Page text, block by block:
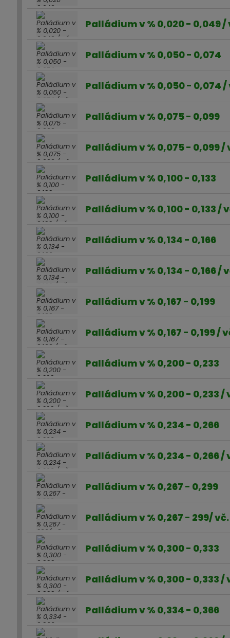
Palládium v % 0,020 -
Palládium v % 0,050 - 0,074
Palládium v % 0,050 -
Palládium v % 0,075 - 0,099
Palládium v % 0,075 -
Palládium v % 0,100 - 0,133
Palládium v % 0,100 - 0,133
Palládium v % 0,134 - 0,166
Palládium v % 0,134 - 0,166
Palládium v % 0,167 - 0,199
Palládium v % 0,167 - 0,199
Palládium v % 0,200 - 0,233
Palládium v % 0,200 - 0,233
Palládium v % 0,234 - 0,266
Palládium v % 0,234 - 0,266
Palládium v % 0,267 - 0,299
Palládium v % 0,267 - 299/
Palládium v % 0,300 - 0,333
Palládium v % 0,300 - 0,333
Palládium v % 0,334 - 0,366